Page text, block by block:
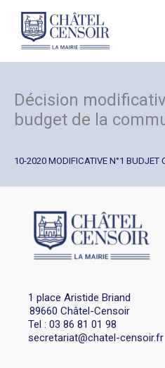
contenu
Décision
budget de la
10-2020 MODIFICATIVE N°1 BUDJET
1 place Aristide Briand
89660 Châtel-Censoir
Tel : 03 86 81 01 98
secretariat@chatel-censoir.fr